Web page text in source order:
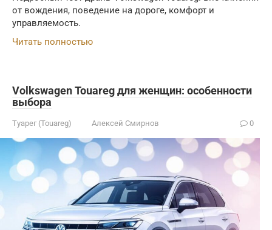
от вождения, поведение на дороге, комфорт и
управляемость.
Читать полностью
Volkswagen Touareg для женщин: особенности
выбора
Туарег (Touareg) Алексей Смирнов 0